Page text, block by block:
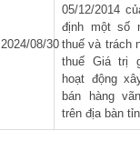
2024/08/30
05/12/2014
định một số
thuế và trách
thuế Giá trị
hoạt động
bán hàng
trên địa bàn